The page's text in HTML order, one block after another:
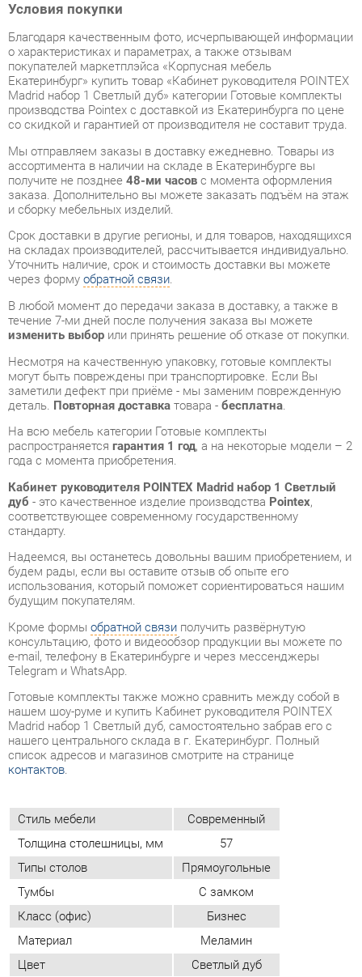
покупателей маркетплэйса «Корпусная мебель
Екатеринбург» купить товар «Кабинет руководителя POINTEX
Madrid набор 1 Светлый дуб» категории Готовые комплекты
производства Pointex с доставкой из Екатеринбурга по цене
со скидкой и гарантией от производителя не составит труда.
Мы отправляем заказы в доставку ежедневно. Товары из
ассортимента в наличии на складе в Екатеринбурге вы
получите не позднее48-ми часовс момента оформления
заказа. Дополнительно вы можете заказать подъём на этаж
Срок доставки в другие регионы, и для товаров, находящихся
на складах производителей, рассчитывается индивидуально.
Уточнить наличие, срок и стоимость доставки вы можете
через формуобратной связи.
В любой момент до передачи заказа в доставку, а также в
течение 7-ми дней после получения заказа вы можете
изменить выборили принять решение об отказе от покупки.
Несмотря на качественную упаковку, готовые комплекты
могут быть повреждены при транспортировке. Если Вы
заметили дефект при приёме - мы заменим поврежденную
деталь.Повторная доставкатовара -бесплатна.
На всю мебель категории Готовые комплекты
распространяетсягарантия 1 год, а на некоторые модели – 2
года с момента приобретения.
Кабинет руководителя POINTEX Madrid набор 1 Светлый
дуб - это качественное изделие производства
соответствующее современному государственному
стандарту.
будем рады, если вы оставите отзыв об опыте его
использования, который поможет сориентироваться нашим
будущим покупателям.
консультацию, фото и видеообзор продукции вы можете по
e-mail, телефону в Екатеринбурге и через мессенджеры
Telegram и WhatsApp.
Готовые комплекты также можно сравнить между собой в
нашем шоу-руме и купить Кабинет руководителя POINTEX
Madrid набор 1 Светлый дуб, самостоятельно забрав его с
нашего центрального склада в г. Екатеринбург. Полный
список адресов и магазинов смотрите на странице
контактов
Стиль мебели Современный
Толщина столешницы, мм
57
Типы столов
Класс (офис)
Бизнес
Материал
Меламин
Цвет Светлый дуб
ОТЗЫВЫ
Пока нет отзывов, поделитесь первым своим мнением.
ДОБАВИТЬ ОТЗЫВ